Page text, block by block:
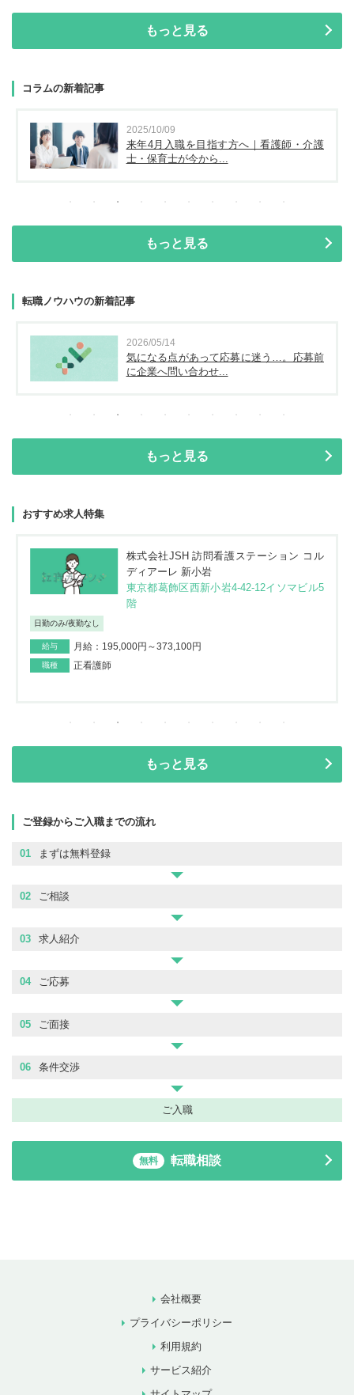
もっと見る
コラムの新着記事
2025/10/09
来年4月入職を目指す方へ｜看護師・介護
士・保育士が今から...
もっと見る
転職ノウハウの新着記事
2026/05/14
気になる点があって応募に迷う…。応募前
に企業へ問い合わせ...
もっと見る
おすすめ求人特集
株式会社JSH 訪問看護ステーション コル
ディアーレ 新小岩
東京都葛飾区西新小岩4-42-12イソマビル5
階
日勤のみ/夜勤なし
給与 月給：195,000円～373,100円
職種 正看護師
もっと見る
ご登録からご入職までの流れ
01 まずは無料登録
02 ご相談
03 求人紹介
04 ご応募
05 ご面接
06 条件交渉
ご入職
無料 転職相談
会社概要
プライバシーポリシー
利用規約
サービス紹介